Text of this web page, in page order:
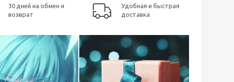
30 дней на обмен и
возврат
Удобная и быстрая
доставка